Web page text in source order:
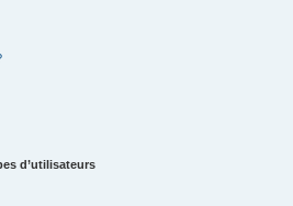
d’utilisateurs